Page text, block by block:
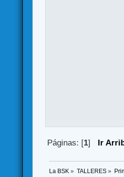
Páginas: [1] Ir
La BSK » TALLERES»